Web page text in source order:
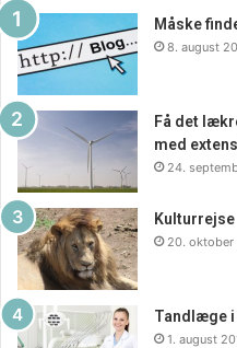
vil have hjælp til at opbygge
leverer resultater, er Nui
pålidelig sparringspartner.
erfaring inden for branding
med at nå nye højder og
nogensinde før. Så hvad
i dag og se, hvad de kan
Måske
8. august
Få det
med
24.
Kulturrejse
20. oktober
Tandlæge
1. august